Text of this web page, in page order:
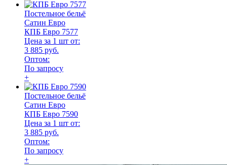
Постельное бельё
Сатин Евро
КПБ Евро 7577
Цена за 1 шт от:
3 885 руб.
Оптом:
По запросу
+
Постельное бельё
Сатин Евро
КПБ Евро 7590
Цена за 1 шт от:
3 885 руб.
Оптом:
По запросу
+